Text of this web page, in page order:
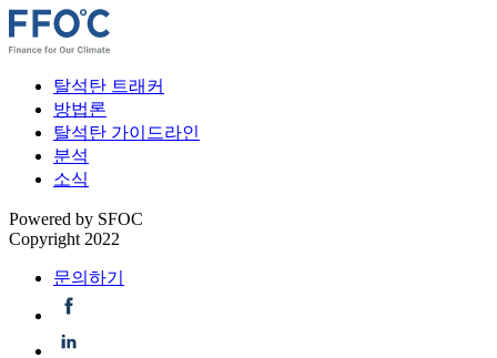
콘
텐
FFOC
Finance for Our Climate
탈석탄 트래커
방법론
탈석탄 가이드라인
분석
소식
Powered by SFOC
Copyright 2022
문의하기